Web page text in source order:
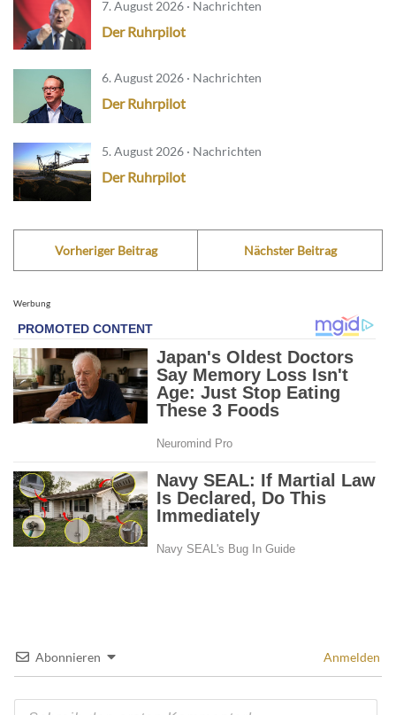
7. August 2026 · Nachrichten
Der Ruhrpilot
6. August 2026 · Nachrichten
Der Ruhrpilot
5. August 2026 · Nachrichten
Der Ruhrpilot
Vorheriger Beitrag Nächster Beitrag
Werbung
Abonnieren Anmelden